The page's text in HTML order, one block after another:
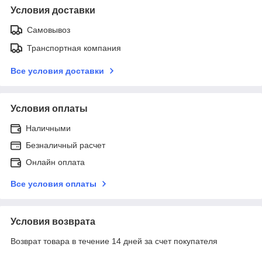
Условия доставки
Самовывоз
Транспортная компания
Все условия доставки
Условия оплаты
Наличными
Безналичный расчет
Онлайн оплата
Все условия оплаты
Условия возврата
Возврат товара в течение 14 дней за счет покупателя